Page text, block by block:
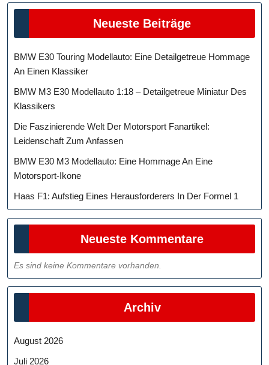
Neueste Beiträge
BMW E30 Touring Modellauto: Eine Detailgetreue Hommage
An Einen Klassiker
BMW M3 E30 Modellauto 1:18 – Detailgetreue Miniatur Des
Klassikers
Die Faszinierende Welt Der Motorsport Fanartikel:
Leidenschaft Zum Anfassen
BMW E30 M3 Modellauto: Eine Hommage An Eine
Motorsport-Ikone
Haas F1: Aufstieg Eines Herausforderers In Der Formel 1
Neueste Kommentare
Es sind keine Kommentare vorhanden.
Archiv
August 2026
Juli 2026